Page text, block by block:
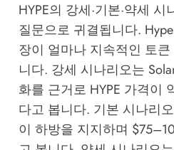
HYPE의 강세·기본·약세
질문으로 귀결됩니다.
장이 얼마나 지속적인 토
니다. 강세 시나리오는
화를 근거로 HYPE 가격이
다고 봅니다. 기본 시나리
이 하방을 지지하며